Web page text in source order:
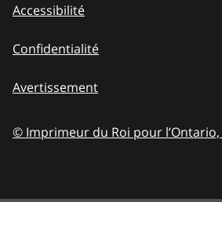
Accessibilité
Confidentialité
Avertissement
© Imprimeur du Roi pour l’Ontario,